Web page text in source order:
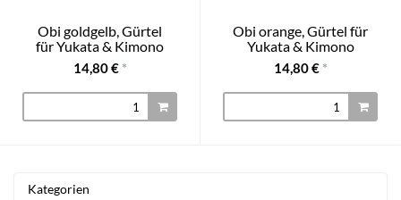
Obi goldgelb, Gürtel
für Yukata & Kimono
14,80 € *
Obi orange, Gürtel für
Yukata & Kimono
14,80 € *
Kategorien